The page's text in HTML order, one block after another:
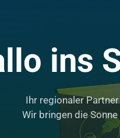
ins
Ihr regionaler
Wir bringen die